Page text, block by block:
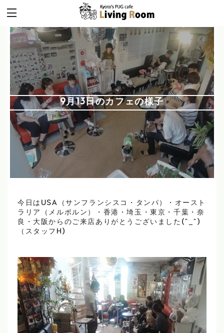
9月13日のカフェの様子
今日はUSA（サンフランシスコ・タンパ）・オースト
ラリア（メルボルン）・香港・埼玉・東京・千葉・奈
良・大阪からのご来店ありがとうございました(^_^)
（スタッフH)